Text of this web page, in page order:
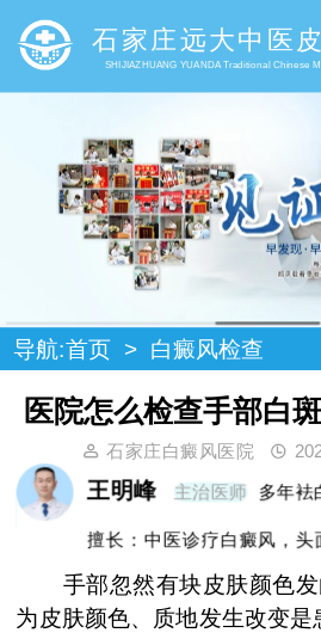
石家庄远大中医
SHIJIAZHUANG YUANDA Traditional Chinese
导航:首页 > 白癜风检查
医院怎么检查手部白
石家庄白癜风医院
王明峰 主治医师 多年袪
擅长：中医诊疗白癜风，头
手部忽然有块皮肤颜色发
为皮肤颜色、质地发生改变